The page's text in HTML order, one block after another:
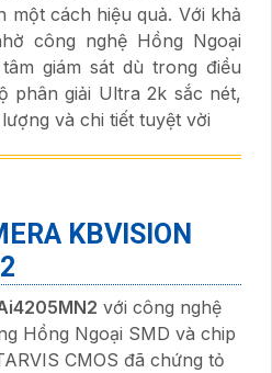
một cách hiệu quả. Với khả
công nghệ Hồng Ngoại
giám sát dù trong điều
phân giải Ultra 2k sắc nét,
và chi tiết tuyệt vời
KBVISION
với công nghệ
Hồng Ngoại SMD và chip
CMOS đã chứng tỏ